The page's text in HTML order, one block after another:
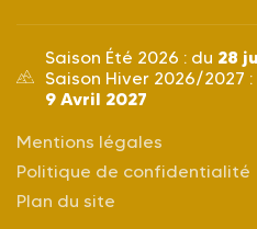
Saison Été 2026 : du 28
Saison Hiver 2026/2027 :
9 Avril 2027
Mentions légales
Politique de confidentialité
Plan du site